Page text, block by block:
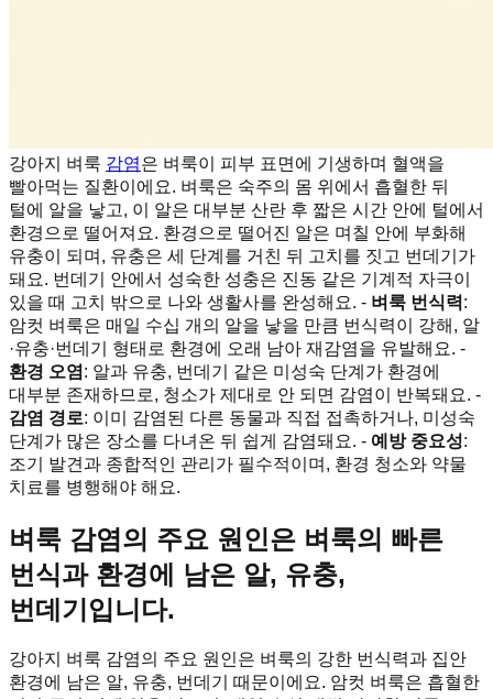
강아지 벼룩 감염은 벼룩이 피부 표면에 기생하며 혈액을
빨아먹는 질환이에요. 벼룩은 숙주의 몸 위에서 흡혈한 뒤
털에 알을 낳고, 이 알은 대부분 산란 후 짧은 시간 안에 털에서
환경으로 떨어져요. 환경으로 떨어진 알은 며칠 안에 부화해
유충이 되며, 유충은 세 단계를 거친 뒤 고치를 짓고 번데기가
돼요. 번데기 안에서 성숙한 성충은 진동 같은 기계적 자극이
있을 때 고치 밖으로 나와 생활사를 완성해요. - 벼룩 번식력:
암컷 벼룩은 매일 수십 개의 알을 낳을 만큼 번식력이 강해, 알
·유충·번데기 형태로 환경에 오래 남아 재감염을 유발해요. -
환경 오염: 알과 유충, 번데기 같은 미성숙 단계가 환경에
대부분 존재하므로, 청소가 제대로 안 되면 감염이 반복돼요. -
감염 경로: 이미 감염된 다른 동물과 직접 접촉하거나, 미성숙
단계가 많은 장소를 다녀온 뒤 쉽게 감염돼요. - 예방 중요성:
조기 발견과 종합적인 관리가 필수적이며, 환경 청소와 약물
치료를 병행해야 해요.
벼룩 감염의 주요 원인은 벼룩의 빠른
번식과 환경에 남은 알, 유충,
번데기입니다.
강아지 벼룩 감염의 주요 원인은 벼룩의 강한 번식력과 집안
환경에 남은 알, 유충, 번데기 때문이에요. 암컷 벼룩은 흡혈한